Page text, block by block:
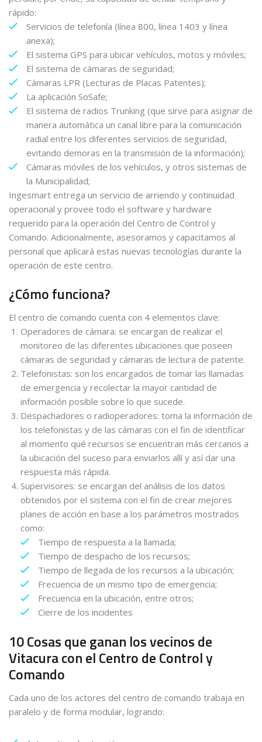
rápido:
Servicios de telefonía (línea 800, línea 1403 y línea
anexa);
El sistema GPS para ubicar vehículos, motos y móviles;
El sistema de cámaras de seguridad;
Cámaras LPR (Lecturas de Placas Patentes);
La aplicación SoSafe;
El sistema de radios Trunking (que sirve para asignar de
manera automática un canal libre para la comunicación
radial entre los diferentes servicios de seguridad,
evitando demoras en la transmisión de la información);
Cámaras móviles de los vehículos, y otros sistemas de
la Municipalidad;
Ingesmart entrega un servicio de arriendo y continuidad
operacional y provee todo el software y hardware
requerido para la operación del Centro de Control y
Comando. Adicionalmente, asesoramos y capacitamos al
personal que aplicará estas nuevas tecnologías durante la
operación de este centro.
¿Cómo funciona?
El centro de comando cuenta con 4 elementos clave:
Operadores de cámara: se encargan de realizar el
monitoreo de las diferentes ubicaciones que poseen
cámaras de seguridad y cámaras de lectura de patente.
Telefonistas: son los encargados de tomar las llamadas
de emergencia y recolectar la mayor cantidad de
información posible sobre lo que sucede.
Despachadores o radioperadores: toma la información de
los telefonistas y de las cámaras con el fin de identificar
al momento qué recursos se encuentran más cercanos a
la ubicación del suceso para enviarlos allí y así dar una
respuesta más rápida.
Supervisores: se encargan del análisis de los datos
obtenidos por el sistema con el fin de crear mejores
planes de acción en base a los parámetros mostrados
como:
Tiempo de respuesta a la llamada;
Tiempo de despacho de los recursos;
Tiempo de llegada de los recursos a la ubicación;
Frecuencia de un mismo tipo de emergencia;
Frecuencia en la ubicación, entre otros;
Cierre de los incidentes
10 Cosas que ganan los vecinos de
Vitacura con el Centro de Control y
Comando
Cada uno de los actores del centro de comando trabaja en
paralelo y de forma modular, logrando: